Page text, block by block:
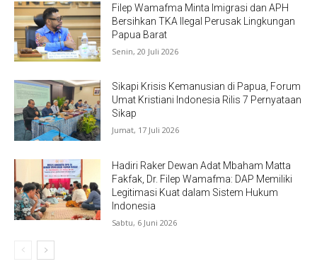
Filep Wamafma Minta Imigrasi dan APH
Bersihkan TKA Ilegal Perusak Lingkungan
Papua Barat
Senin, 20 Juli 2026
Sikapi Krisis Kemanusian di Papua, Forum
Umat Kristiani Indonesia Rilis 7 Pernyataan
Sikap
Jumat, 17 Juli 2026
Hadiri Raker Dewan Adat Mbaham Matta
Fakfak, Dr. Filep Wamafma: DAP Memiliki
Legitimasi Kuat dalam Sistem Hukum
Indonesia
Sabtu, 6 Juni 2026